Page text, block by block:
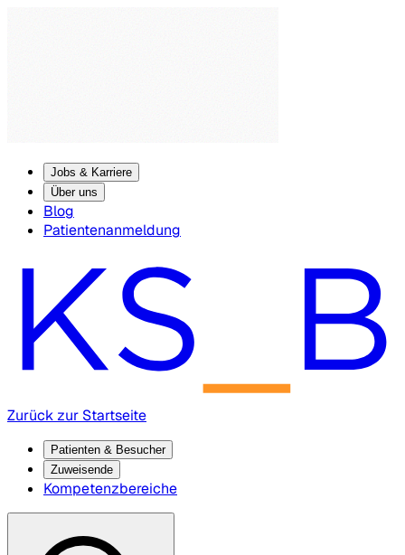
Jobs & Karriere
Über uns
Blog
Patientenanmeldung
Zurück zur Startseite
Patienten & Besucher
Zuweisende
Kompetenzbereiche